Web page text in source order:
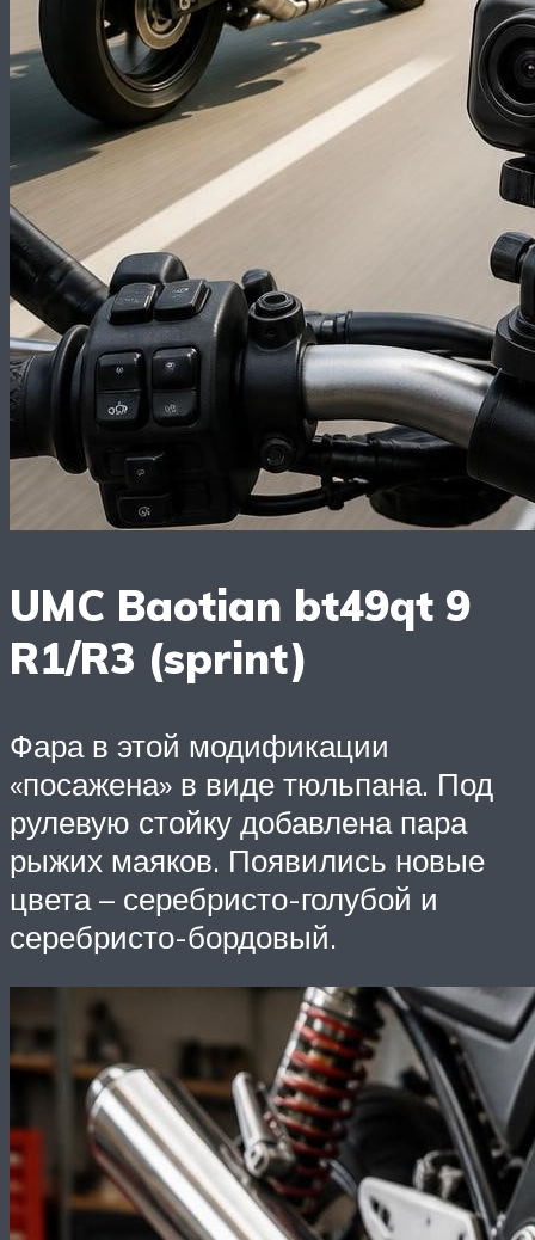
UMC Baotian bt49qt 9
R1/R3 (sprint)
Фара в этой модификации
«посажена» в виде тюльпана. Под
рулевую стойку добавлена пара
рыжих маяков. Появились новые
цвета – серебристо-голубой и
серебристо-бордовый.